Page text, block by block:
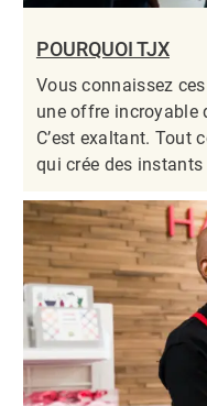
POURQUOI TJX
Vous connaissez
une offre incroyable
C’est exaltant. Tout
qui crée des